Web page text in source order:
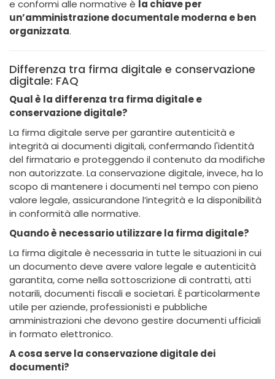
e conformi alle normative è la chiave per
un’amministrazione documentale moderna e ben
organizzata.
Differenza tra firma digitale e conservazione
digitale: FAQ
Qual è la differenza tra firma digitale e
conservazione digitale?
La firma digitale serve per garantire autenticità e
integrità ai documenti digitali, confermando l'identità
del firmatario e proteggendo il contenuto da modifiche
non autorizzate. La conservazione digitale, invece, ha lo
scopo di mantenere i documenti nel tempo con pieno
valore legale, assicurandone l’integrità e la disponibilità
in conformità alle normative.
Quando è necessario utilizzare la firma digitale?
La firma digitale è necessaria in tutte le situazioni in cui
un documento deve avere valore legale e autenticità
garantita, come nella sottoscrizione di contratti, atti
notarili, documenti fiscali e societari. È particolarmente
utile per aziende, professionisti e pubbliche
amministrazioni che devono gestire documenti ufficiali
in formato elettronico.
A cosa serve la conservazione digitale dei
documenti?